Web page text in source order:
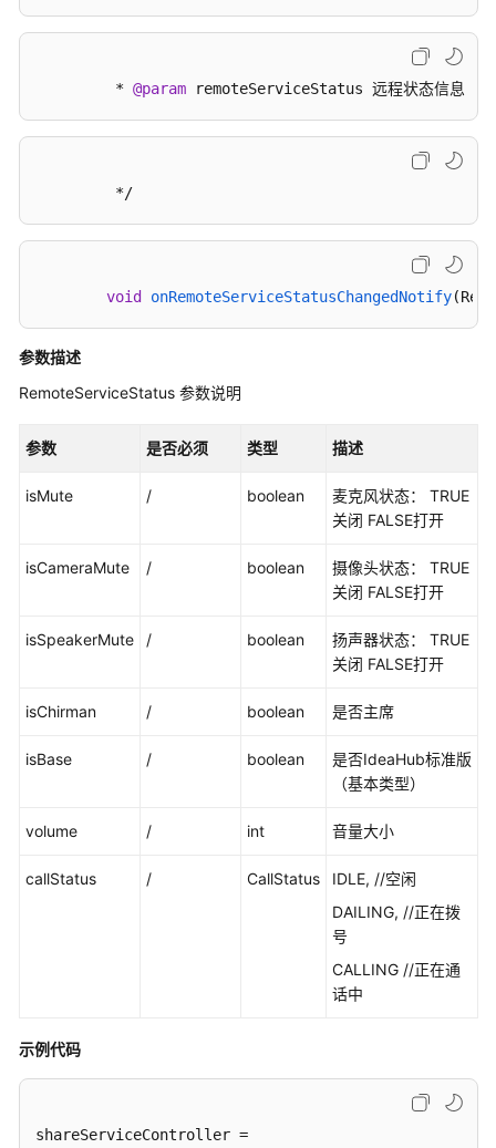
变
录
快
入
型
题
接
配
         *
@param remoteServiceStatus 远程状态信息
         */
void onRemoteServiceStatusChangedNotify
参数描述
RemoteServiceStatus 参数说明
参数 是否必须 类型 描述
isMute / boolean
麦克风状态： TRUE
关闭 FALSE打开
isCameraMute / boolean
摄像头状态： TRUE
关闭 FALSE打开
isSpeakerMute / boolean
扬声器状态： TRUE
关闭 FALSE打开
isChirman / boolean 是否主席
isBase / boolean
是否IdeaHub标准版
（基本类型）
volume / int 音量大小
callStatus / CallStatus
IDLE, //空闲
DAILING, //正在拨
号
CALLING //正在通
话中
示例代码
shareServiceController =